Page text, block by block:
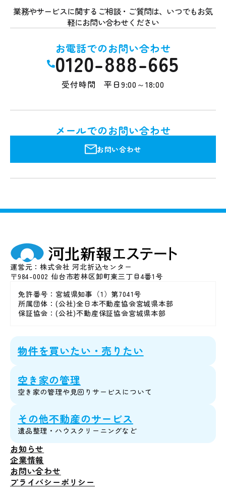
業務やサービスに関するご相談・ご質問は、いつでもお気
軽にお問い合わせください
お電話でのお問い合わせ
0120-888-665
受付時間 平日9:00～18:00
メールでのお問い合わせ
お問い合わせ
運営元：株式会社 河北折込センター
〒984-0002 仙台市若林区卸町東三丁目4番1号
免許番号： 宮城県知事（1） 第7041号
所属団体： (公社)全日本不動産協会宮城県本部
保証協会： (公社)不動産保証協会宮城県本部
物件を買いたい・売りたい
空き家の管理
空き家の管理や見回りサービスについて
その他不動産のサービス
遺品整理・ハウスクリーニングなど
お知らせ
企業情報
お問い合わせ
プライバシーポリシー